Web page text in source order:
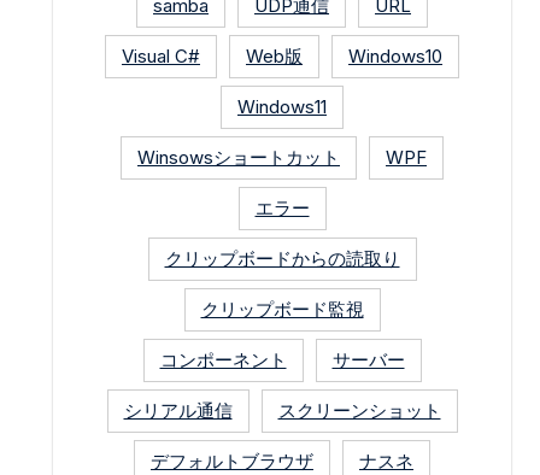
samba UDP通信 URL
Visual C# Web版 Windows10
Windows11
Winsowsショートカット WPF
エラー
クリップボードからの読取り
クリップボード監視
コンポーネント サーバー
シリアル通信 スクリーンショット
デフォルトブラウザ ナスネ